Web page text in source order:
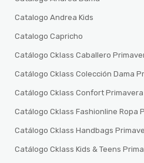
Catalogo Andrea Kids
Catalogo Capricho
Catálogo Cklass Caballero
Catálogo Cklass Colección Dama
Catálogo Cklass Confort Primavera
Catálogo Cklass Fashionline Ropa
Catálogo Cklass Handbags
Catálogo Cklass Kids & Teens